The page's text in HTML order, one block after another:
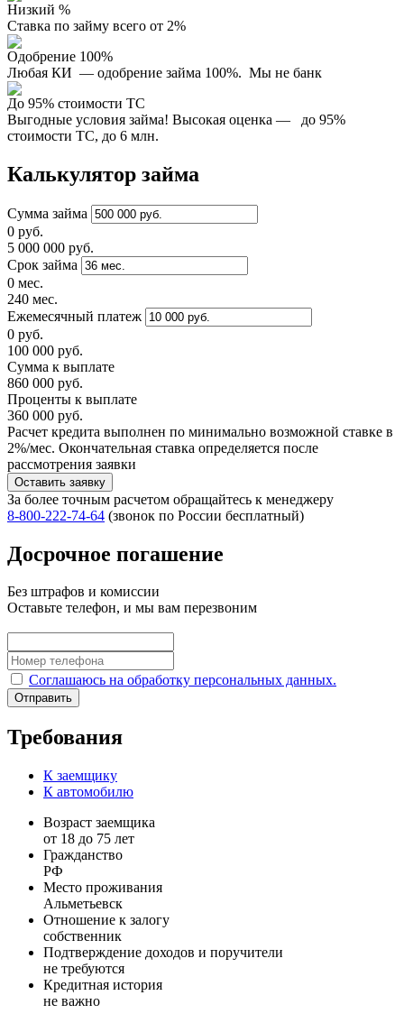
Низкий %
Ставка по займу всего от 2%
Одобрение 100%
Любая КИ — одобрение займа 100%. Мы не банк
До 95% стоимости ТС
Выгодные условия займа! Высокая оценка — до 95%
стоимости ТС, до 6 млн.
Калькулятор займа
Сумма займа
0 руб.
5 000 000 руб.
Срок займа
0 мес.
240 мес.
Ежемесячный платеж
0 руб.
100 000 руб.
Сумма к выплате
860 000 руб.
Проценты к выплате
360 000 руб.
Расчет кредита выполнен по минимально возможной ставке в
2%/мес. Окончательная ставка определяется после
рассмотрения заявки
Оставить заявку
За более точным расчетом обращайтесь к менеджеру
8‑800‑222‑74‑64 (звонок по России бесплатный)
Досрочное погашение
Без штрафов и комиссии
Оставьте телефон, и мы вам перезвоним
Соглашаюсь на обработку персональных данных.
Отправить
Требования
К заемщику
К автомобилю
Возраст заемщика
от 18 до 75 лет
Гражданство
РФ
Место проживания
Альметьевск
Отношение к залогу
собственник
Подтверждение доходов и поручители
не требуются
Кредитная история
не важно